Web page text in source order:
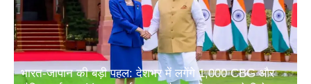
भारत-जापान की बड़ी पहल: देशभर में लगेंगे 1,000 CBG और
जैविक उर्वरक संयंत्र, ऊर्जा सुरक्षा और ग्रामीण आय को मिलेगा